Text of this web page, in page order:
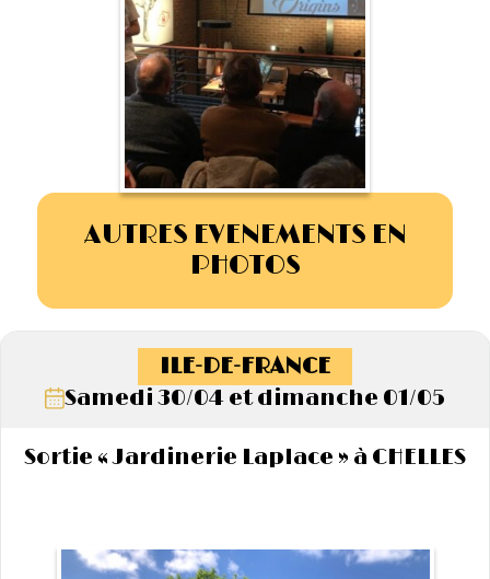
1947/1955
La 15/6 H –
1954/1956
AUTRES EVENEMENTS EN
PHOTOS
ILE-DE-FRANCE
Samedi 30/04 et dimanche 01/05
Sortie « Jardinerie Laplace » à CHELLES